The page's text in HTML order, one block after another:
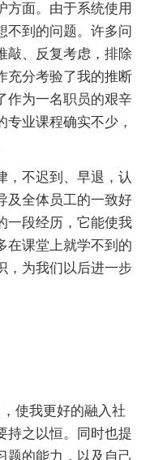
方面。由于系统使用
不到的问题。许多问
敲、反复考虑，排除
充分考验了我的推断
作为一名职员的艰辛
业课程确实不少，
，不迟到、早退，认
及全体员工的一致好
一段经历，它能使我
在课堂上就学不到的
，为我们以后进一步
使我更好的融入社
持之以恒。同时也提
题的能力，以及自己